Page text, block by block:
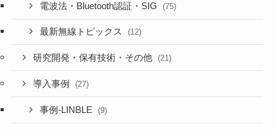
電波法・Bluetooth認証・SIG (75)
最新無線トピックス (12)
研究開発・保有技術・その他 (21)
導入事例 (27)
事例-LINBLE (9)